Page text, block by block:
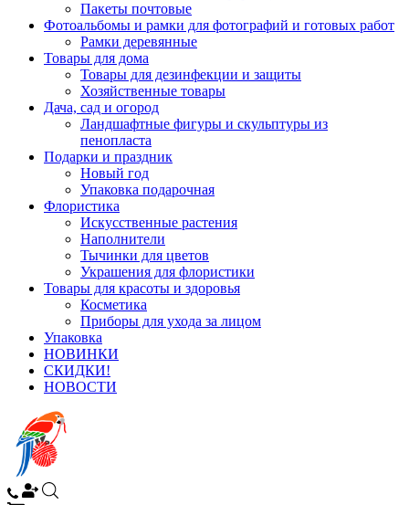
Пакеты почтовые
Фотоальбомы и рамки для фотографий и готовых работ
Рамки деревянные
Товары для дома
Товары для дезинфекции и защиты
Хозяйственные товары
Дача, сад и огород
Ландшафтные фигуры и скульптуры из
пенопласта
Подарки и праздник
Новый год
Упаковка подарочная
Флористика
Искусственные растения
Наполнители
Тычинки для цветов
Украшения для флористики
Товары для красоты и здоровья
Косметика
Приборы для ухода за лицом
Упаковка
НОВИНКИ
СКИДКИ!
НОВОСТИ